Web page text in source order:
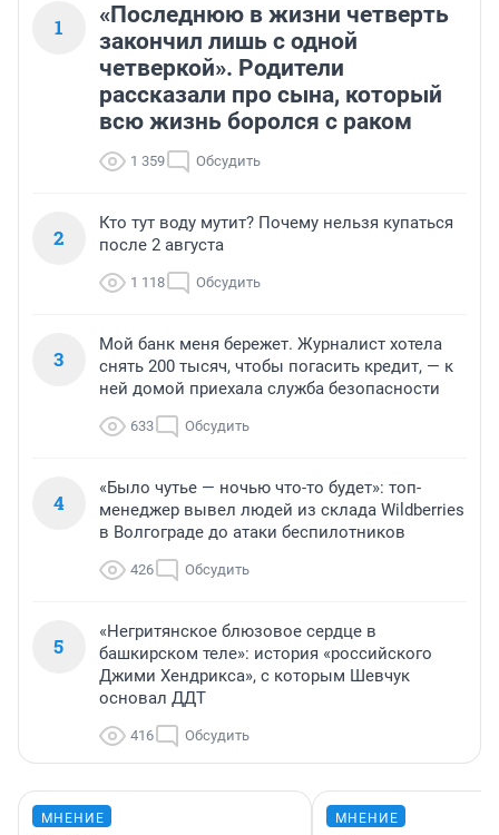
1
«Последнюю в жизни четверть
закончил лишь с одной
четверкой». Родители
рассказали про сына, который
всю жизнь боролся с раком
1 359 Обсудить
2
Кто тут воду мутит? Почему нельзя купаться
после 2 августа
1 118 Обсудить
3
Мой банк меня бережет. Журналист хотела
снять 200 тысяч, чтобы погасить кредит, — к
ней домой приехала служба безопасности
633 Обсудить
4
«Было чутье — ночью что-то будет»: топ-
менеджер вывел людей из склада Wildberries
в Волгограде до атаки беспилотников
426 Обсудить
5
«Негритянское блюзовое сердце в
башкирском теле»: история «российского
Джими Хендрикса», с которым Шевчук
основал ДДТ
416 Обсудить
МНЕНИЕ МНЕНИЕ